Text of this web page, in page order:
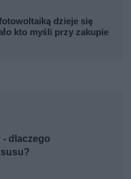
dzieje się
kto myśli przy zakupie
- dlaczego